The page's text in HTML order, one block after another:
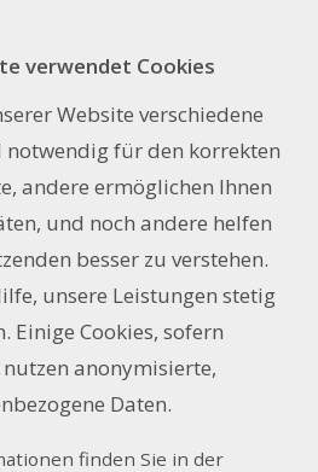
verwendet Cookies
Website verschiedene
notwendig für den korrekten
andere ermöglichen Ihnen
und noch andere helfen
besser zu verstehen.
unsere Leistungen stetig
Einige Cookies, sofern
anonymisierte,
Daten.
finden Sie in der